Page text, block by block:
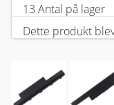
13 Antal på lager